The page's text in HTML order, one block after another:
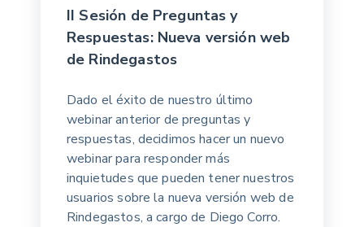
II Sesión de Preguntas y
Respuestas: Nueva versión web
de Rindegastos
Dado el éxito de nuestro último
webinar anterior de preguntas y
respuestas, decidimos hacer un nuevo
webinar para responder más
inquietudes que pueden tener nuestros
usuarios sobre la nueva versión web de
Rindegastos, a cargo de Diego Corro.